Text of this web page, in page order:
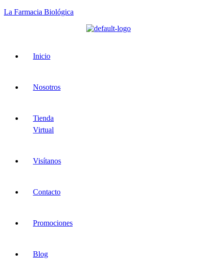
La Farmacia Biológica
Inicio
Nosotros
Tienda
Virtual
Visítanos
Contacto
Promociones
Blog